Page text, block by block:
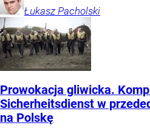
Łukasz Pacholski
Prowokacja gliwicka.
Sicherheitsdienst w
na Polskę